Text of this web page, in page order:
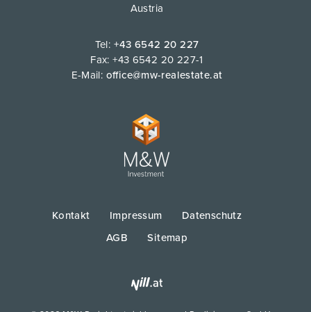
Austria
Tel: +43 6542 20 227
Fax: +43 6542 20 227-1
E-Mail: office@mw-realestate.at
Kontakt Impressum
Datenschutz
AGB
Sitemap